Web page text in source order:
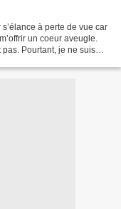
à perte de vue car
un coeur aveugle.
pas. Pourtant, je ne suis